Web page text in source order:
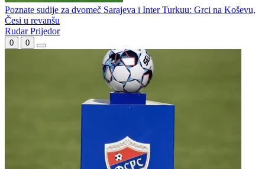
Karajlić i Dugme na rođendanu Borca
(VIDEO) Marinović: Radimo na tome da ekipu vratimo u formu
koju smo imali u toku sezone